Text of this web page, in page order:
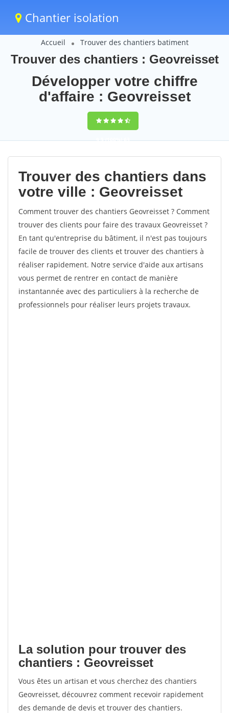
Chantier isolation
Accueil Trouver des chantiers batiment
Trouver des chantiers : Geovreisset
Développer votre chiffre
d'affaire : Geovreisset
9,5(100%)63
votes
Trouver des chantiers dans
votre ville : Geovreisset
Comment trouver des chantiers Geovreisset ? Comment
trouver des clients pour faire des travaux Geovreisset ?
En tant qu'entreprise du bâtiment, il n'est pas toujours
facile de trouver des clients et trouver des chantiers à
réaliser rapidement. Notre service d'aide aux artisans
vous permet de rentrer en contact de manière
instantannée avec des particuliers à la recherche de
professionnels pour réaliser leurs projets travaux.
La solution pour trouver des
chantiers : Geovreisset
Vous êtes un artisan et vous cherchez des chantiers
Geovreisset, découvrez comment recevoir rapidement
des demande de devis et trouver des chantiers.